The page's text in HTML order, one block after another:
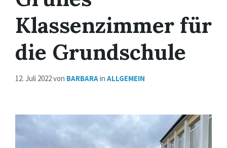
Klassenzimmer für
die Grundschule
12. Juli 2022von BARBARAin ALLGEMEIN